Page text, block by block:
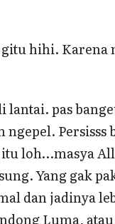
gitu hihi.
lantai. pas
Persisss
itu loh…masya
Yang gak
dan jadinya
Luma,